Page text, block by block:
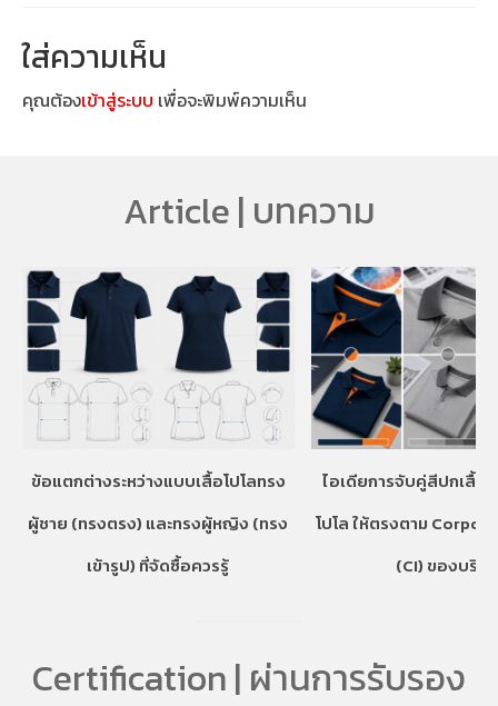
ใส่ความเห็น
คุณต้องเข้าสู่ระบบ เพื่อจะพิมพ์ความเห็น
Article | บทความ
ข้อแตกต่างระหว่างแบบเสื้อโปโลทรง
ผู้ชาย (ทรงตรง) และทรงผู้หญิง (ทรง
เข้ารูป) ที่จัดซื้อควรรู้
ไอเดียการจับคู่สีปกเสื้อ
โปโล ให้ตรงตาม
(CI) ของบริษัท
Certification | ผ่านการรับรอง